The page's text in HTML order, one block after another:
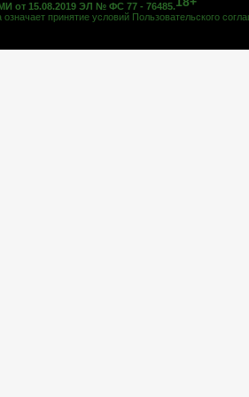
от 15.08.2019 ЭЛ № ФС 77 - 76485.
означает принятие условий Пользовательского